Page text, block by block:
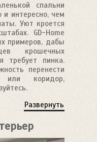
ОСВЕЩЕНИЕ
САД
HANDMADE
спальни
интересно, чем
Уют кроется
GD-Home
примеров, дабы
крошечных
требует пинка.
перенести
коридор,
Развернуть